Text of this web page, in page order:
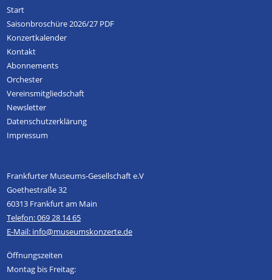
Start
Saisonbroschüre 2026/27 PDF
Konzertkalender
Kontakt
Abonnements
Orchester
Vereinsmitgliedschaft
Newsletter
Datenschutzerklärung
Impressum
Frankfurter Museums-Gesellschaft e.V
Goethestraße 32
60313 Frankfurt am Main
Telefon: 069 28 14 65
E-Mail: info@museumskonzerte.de
Öffnungszeiten
Montag bis Freitag: